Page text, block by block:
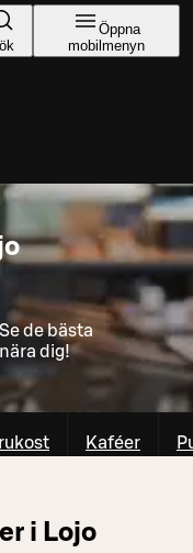
Öppna
mobilmenyn
de bästa
dig!
Kaféer
i Lojo